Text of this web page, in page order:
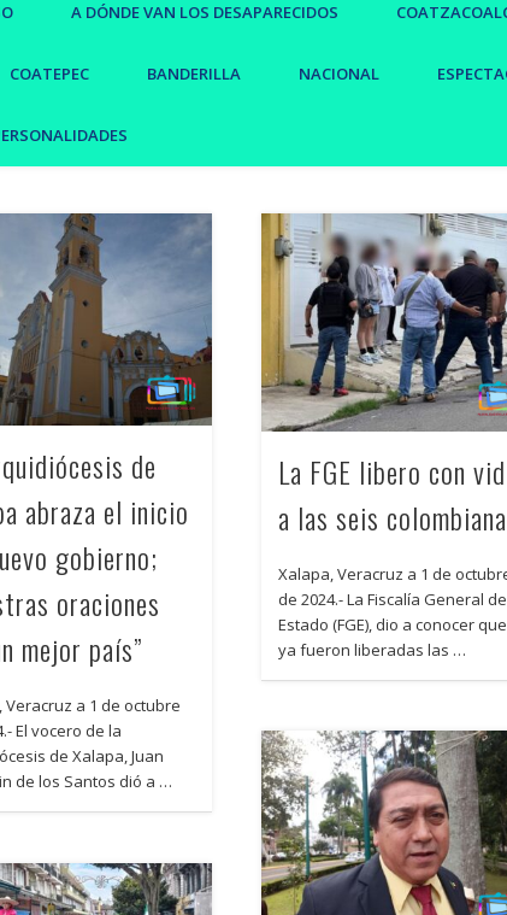
A DÓNDE VAN LOS DESAPARECIDOS
COATEPEC BANDERILLA NACIONAL
de
abraza el inicio
gobierno;
oraciones
mejor país”
Veracruz a 1 de octubre
El vocero de la
de Xalapa, Juan
de los Santos dió a …
La FGE libero con
a las seis
Xalapa, Veracruz a 1 de
de 2024.- La Fiscalía General
Estado (FGE), dio a conocer que
ya fueron liberadas las …